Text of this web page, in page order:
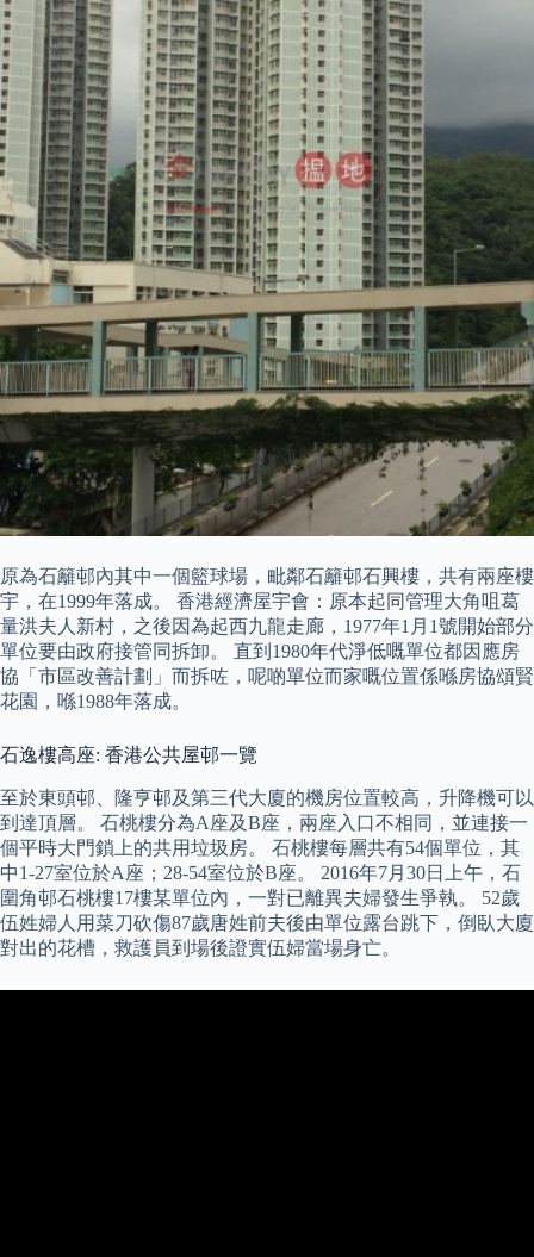
原為石籬邨內其中一個籃球場，毗鄰石籬邨石興樓，共有兩座樓
宇，在1999年落成。 香港經濟屋宇會：原本起同管理大角咀葛
量洪夫人新村，之後因為起西九龍走廊，1977年1月1號開始部分
單位要由政府接管同拆卸。 直到1980年代淨低嘅單位都因應房
協「市區改善計劃」而拆咗，呢啲單位而家嘅位置係喺房協頌賢
花園，喺1988年落成。
石逸樓高座: 香港公共屋邨一覽
至於東頭邨、隆亨邨及第三代大廈的機房位置較高，升降機可以
到達頂層。 石桃樓分為A座及B座，兩座入口不相同，並連接一
個平時大門鎖上的共用垃圾房。 石桃樓每層共有54個單位，其
中1-27室位於A座；28-54室位於B座。 2016年7月30日上午，石
圍角邨石桃樓17樓某單位內，一對已離異夫婦發生爭執。 52歲
伍姓婦人用菜刀砍傷87歲唐姓前夫後由單位露台跳下，倒臥大廈
對出的花槽，救護員到場後證實伍婦當場身亡。